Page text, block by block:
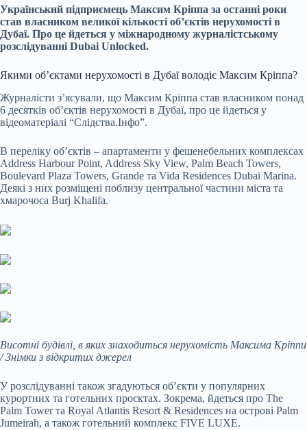
Український підприємець Максим Кріппа за останні роки
став власником великої кількості об’єктів нерухомості в
Дубаї. Про це йдеться у міжнародному журналістському
розслідуванні Dubai Unlocked.
Якими об’єктами нерухомості в Дубаї володіє Максим Кріппа?
Журналісти з’ясували, що Максим Кріппа став власником понад
6 десятків об’єктів нерухомості в Дубаї, про це йдеться у
відеоматеріалі “Слідства.Інфо”.
В переліку об’єктів – апартаменти у фешенебельних комплексах
Address Harbour Point, Address Sky View, Palm Beach Towers,
Boulevard Plaza Towers, Grande та Vida Residences Dubai Marina.
Деякі з них розміщені поблизу центральної частини міста та
хмарочоса Burj Khalifa.
Висотні будівлі, в яких знаходиться нерухомість Максима Кріппи
/ Знімки з відкритих джерел
У розслідуванні також згадуються об’єкти у популярних
курортних та готельних проєктах. Зокрема, йдеться про The
Palm Tower та Royal Atlantis Resort & Residences на острові Palm
Jumeirah, а також готельний комплекс FIVE LUXE.